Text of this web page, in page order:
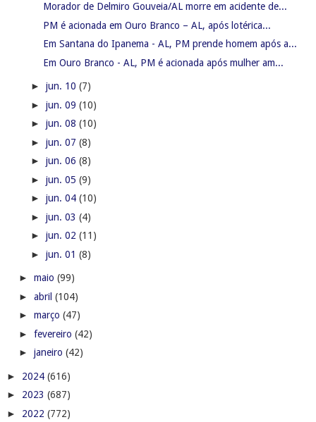
Morador de Delmiro Gouveia/AL morre em acidente de...
PM é acionada em Ouro Branco – AL, após lotérica...
Em Santana do Ipanema - AL, PM prende homem após a...
Em Ouro Branco - AL, PM é acionada após mulher am...
► jun. 10 (7)
► jun. 09 (10)
► jun. 08 (10)
► jun. 07 (8)
► jun. 06 (8)
► jun. 05 (9)
► jun. 04 (10)
► jun. 03 (4)
► jun. 02 (11)
► jun. 01 (8)
► maio (99)
► abril (104)
► março (47)
► fevereiro (42)
► janeiro (42)
► 2024 (616)
► 2023 (687)
► 2022 (772)